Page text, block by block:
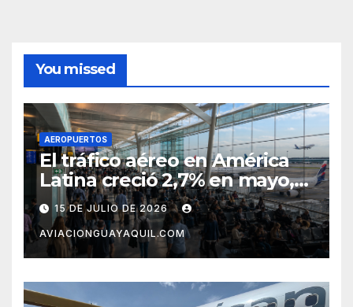
You missed
AEROPUERTOS
El tráfico aéreo en América
Latina creció 2,7% en mayo,
pero el mercado con EE.UU.
completa tres meses en
caída
15 DE JULIO DE 2026
AVIACIONGUAYAQUIL.COM